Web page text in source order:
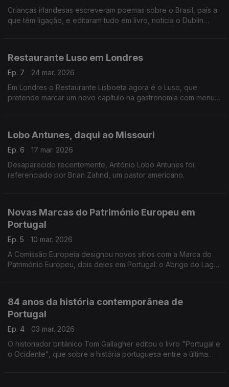
Crianças irlandesas escreveram poemas sobre o Brasil, país a
que têm ligação, e editaram tudo em livro, noticia o Dublin
Restaurante Luso em Londres
Ep. 7
24 mar. 2026
Em Londres o Restaurante Lisboeta agora é o Luso, que
pretende marcar um novo capítulo na gastronomia com menu
Lobo Antunes, daqui ao Missouri
Ep. 6
17 mar. 2026
Desaparecido recentemente, António Lobo Antunes foi
referenciado por Brian Zahnd, um pastor americano.
Novas Marcas do Património Europeu em
Portugal
Ep. 5
10 mar. 2026
A Comissão Europeia designou novos sítios com a Marca do
Património Europeu, dois deles em Portugal: o Abrigo do Lagar
84 anos da história contemporânea de
Portugal
Ep. 4
03 mar. 2026
O historiador britânico Tom Gallagher editou o livro "Portugal e
o Ocidente", que sobre a história portuguesa entre a última